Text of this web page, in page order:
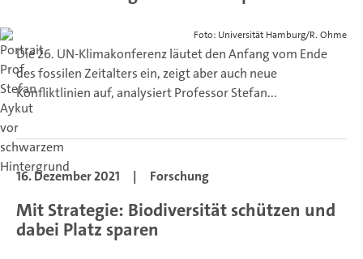
Foto: Universität Hamburg/R. Ohme
Die 26. UN-Klimakonferenz läutet den Anfang vom Ende
des fossilen Zeitalters ein, zeigt aber auch neue
Konfliktlinien auf, analysiert Professor Stefan...
16. Dezember 2021 | Forschung
Mit Strategie: Biodiversität schützen und
dabei Platz sparen